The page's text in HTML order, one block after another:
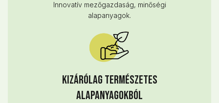
Innovatív mezőgazdaság, minőségi
alapanyagok.
Kizárólag természetes
alapanyagokból